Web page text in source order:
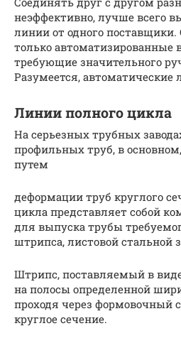
неэффективно, лучше всего
линии от одного поставщики.
только автоматизированные
требующие значительного
Разумеется, автоматические
Линии полного цикла
На серьезных трубных
профильных труб, в
путем
деформации труб круглого
цикла представляет собой
для выпуска трубы
штрипса, листовой стальной
Штрипс, поставляемый в виде
на полосы определенной
проходя через формовочный
круглое сечение.